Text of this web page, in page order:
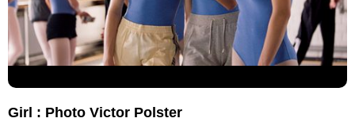
Girl : Photo Victor Polster